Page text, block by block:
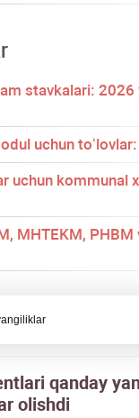
stavkalari: 2026
uchun
uchun kommunal
MHTEKM, PHBM
qanday
olishdi